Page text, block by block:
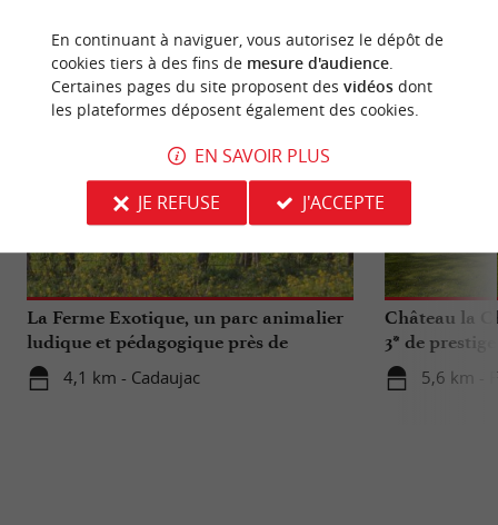
NOUS AVONS TESTÉPOUR VOUS
La Ferme Exotique, un parc animalier
ludique et pédagogique près de
Bordeaux
4,1 km - Cadaujac
Château la
3* de
5,6 km -
En continuant à naviguer, vous autorisez le dépôt de
cookies tiers à des fins de mesure d'audience.
Certaines pages du site proposent des vidéosdont
les plateformes déposent également des cookies.
EN SAVOIR PLUS
JE REFUSE
J'ACCEPTE